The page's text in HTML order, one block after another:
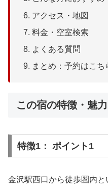
アクセス・地図
料金・空室検索
よくある質問
まとめ：予約はこち
この宿の特徴・魅力
特徴1： ポイント1
金沢駅西口から徒歩圏内と